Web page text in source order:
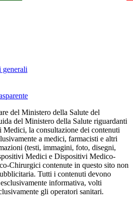
generali
del Ministero della Salute del
del Ministero della Salute riguardanti
la consultazione dei contenuti
a medici, farmacisti e altri
(testi, immagini, foto, disegni,
Medici e Dispositivi Medico-
Chirurgici contenute in questo sito non
Tutti i contenuti devono
informativa, volti
gli operatori sanitari.